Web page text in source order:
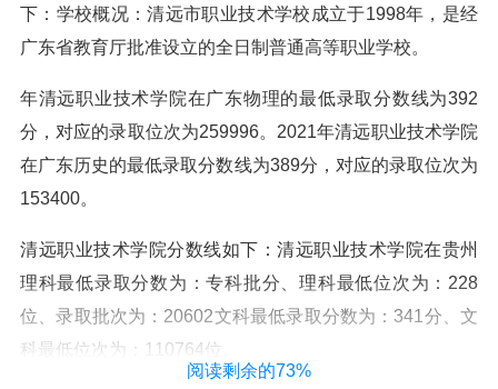
下：学校概况：清远市职业技术学校成立于1998年，是经
广东省教育厅批准设立的全日制普通高等职业学校。
年清远职业技术学院在广东物理的最低录取分数线为392
分，对应的录取位次为259996。2021年清远职业技术学院
在广东历史的最低录取分数线为389分，对应的录取位次为
153400。
清远职业技术学院分数线如下：清远职业技术学院在贵州
理科最低录取分数为：专科批分、理科最低位次为：228
位、录取批次为：20602文科最低录取分数为：341分、文
科最低位次为：110764位。
阅读剩余的73%